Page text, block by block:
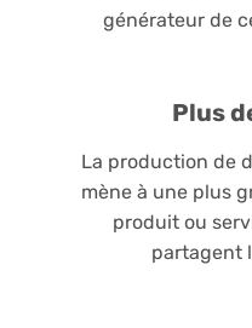
générateur de
Plus
La production de
mène à une plus
produit ou
partagent